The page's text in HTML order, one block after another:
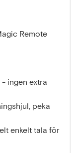
Remote
- ingen extra
peka
enkelt tala för